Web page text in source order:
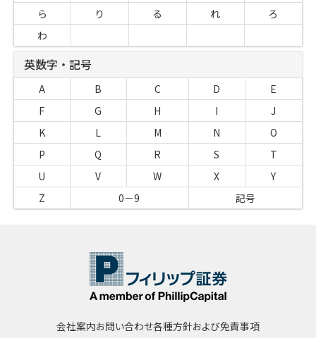
ら
り る れ
ろ
わ
英数字・記号
A B C D
E
F
G H I
J
K
L M N
O
P
Q R S
T
U
V W X
Y
Z
0－9 記号
会社案内お問い合わせ各種方針および免責事項